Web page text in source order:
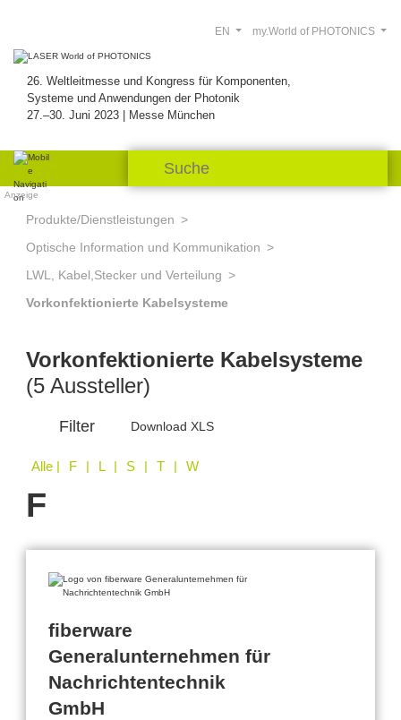
26. Weltleitmesse und Kongress für Komponenten,
Systeme und Anwendungen der Photonik
27.–30. Juni 2023 | Messe München
my.World of PHOTONICS
EN
Anzeige
Produkte/Dienstleistungen
Optische Information und Kommunikation
LWL, Kabel,Stecker und Verteilung
Vorkonfektionierte Kabelsysteme
Vorkonfektionierte Kabelsysteme
(5 Aussteller)
Filter Download XLS
Alle | F | L | S | T | W
F
fiberware
Generalunternehmen für
Nachrichtentechnik
GmbH